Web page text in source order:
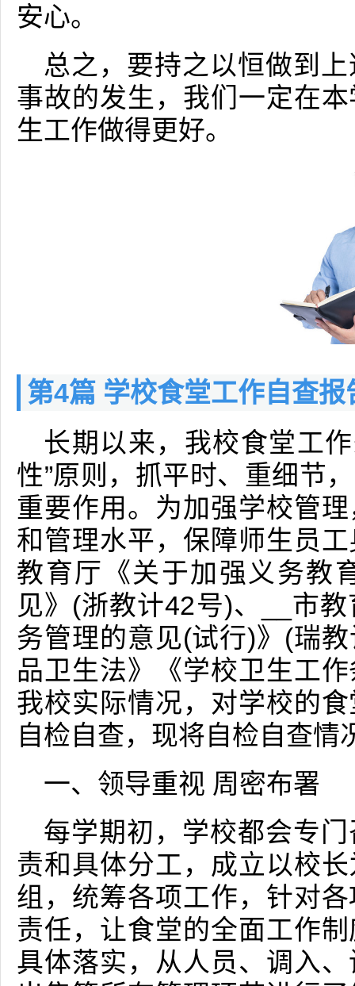
安心。
总之，要持之以恒做到
事故的发生，我们一定在
生工作做得更好。
第4篇 学校食堂工作自查报
长期以来，我校食堂工作
性”原则，抓平时、重细节
重要作用。为加强学校管
和管理水平，保障师生员
教育厅《关于加强义务教
见》(浙教计42号)、__市
务管理的意见(试行)》(瑞
品卫生法》《学校卫生工
我校实际情况，对学校的
自检自查，现将自检自查情
一、领导重视 周密布署
每学期初，学校都会专
责和具体分工，成立以校
组，统筹各项工作，针对
责任，让食堂的全面工作
具体落实，从人员、调入